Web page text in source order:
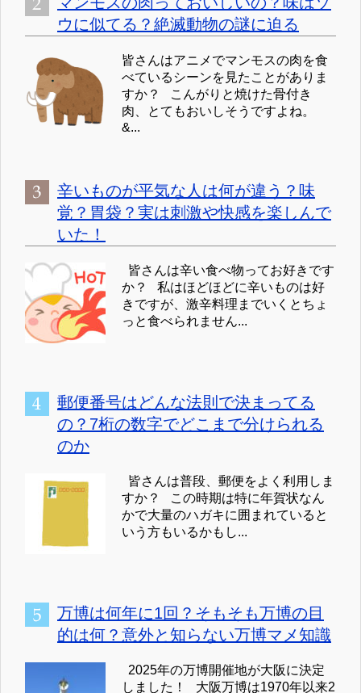
ウに似てる？絶滅動物の謎に迫る
皆さんはアニメでマンモスの肉を食
べているシーンを見たことがありま
すか？ こんがりと焼けた骨付き
肉、とてもおいしそうですよね。
&...
辛いものが平気な人は何が違う？味
覚？胃袋？実は刺激や快感を楽しんで
いた！
皆さんは辛い食べ物ってお好きです
か？ 私はほどほどに辛いものは好
きですが、激辛料理までいくとちょ
っと食べられません...
郵便番号はどんな法則で決まってる
の？7桁の数字でどこまで分けられる
のか
皆さんは普段、郵便をよく利用しま
すか？ この時期は特に年賀状なん
かで大量のハガキに囲まれていると
いう方もいるかもし...
万博は何年に1回？そもそも万博の目
的は何？意外と知らない万博マメ知識
2025年の万博開催地が大阪に決定
しました！ 大阪万博は1970年以来2